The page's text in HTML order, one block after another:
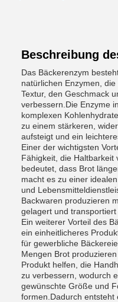
Beschreibung
Das Bäckerenzym
natürlichen Enzymen,
Textur, den Geschmack
verbessern.Die Enzyme
komplexen
zu einem stärkeren,
aufsteigt und ein
Einer der wichtigsten
Fähigkeit, die Haltbarkeit
bedeutet, dass Brot
macht es zu einer
und
Backwaren produzieren
gelagert und transportiert
Ein weiterer Vorteil des
ein einheitlicheres
für gewerbliche
Mengen Brot
Produkt helfen, die
zu verbessern, wodurch
gewünschte Größe und
formen.Dadurch entsteht